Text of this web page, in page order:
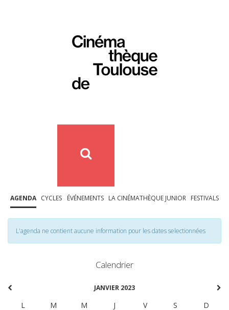
AGENDA CYCLES ÉVÉNEMENTS LA CINÉMATHÈQUE JUNIOR FESTIVALS
L'agenda ne contient aucune information pour les dates selectionnées
Calendrier
JANVIER 2023
L M M J V S
D